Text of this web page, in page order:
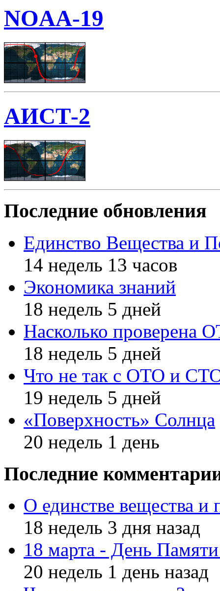
NOAA-19
АИСТ-2
Последние обновления
Единство Вещества и
14 недель 13 часов
Экономика знаний
18 недель 5 дней
Насколько проверена
18 недель 5 дней
Что не так с ОТО и
19 недель 5 дней
«Поверхность» Солнца
20 недель 1 день
Последние
О единстве вещества и
18 недель 3 дня назад
18 марта - День
20 недель 1 день назад